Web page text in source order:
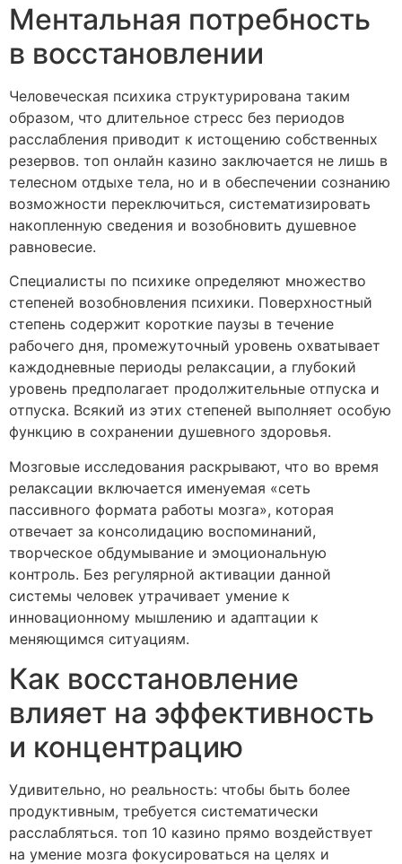
Ментальная потребность
в восстановлении
Человеческая психика структурирована таким
образом, что длительное стресс без периодов
расслабления приводит к истощению собственных
резервов. топ онлайн казино заключается не лишь в
телесном отдыхе тела, но и в обеспечении сознанию
возможности переключиться, систематизировать
накопленную сведения и возобновить душевное
равновесие.
Специалисты по психике определяют множество
степеней возобновления психики. Поверхностный
степень содержит короткие паузы в течение
рабочего дня, промежуточный уровень охватывает
каждодневные периоды релаксации, а глубокий
уровень предполагает продолжительные отпуска и
отпуска. Всякий из этих степеней выполняет особую
функцию в сохранении душевного здоровья.
Мозговые исследования раскрывают, что во время
релаксации включается именуемая «сеть
пассивного формата работы мозга», которая
отвечает за консолидацию воспоминаний,
творческое обдумывание и эмоциональную
контроль. Без регулярной активации данной
системы человек утрачивает умение к
инновационному мышлению и адаптации к
меняющимся ситуациям.
Как восстановление
влияет на эффективность
и концентрацию
Удивительно, но реальность: чтобы быть более
продуктивным, требуется систематически
расслабляться. топ 10 казино прямо воздействует
на умение мозга фокусироваться на целях и